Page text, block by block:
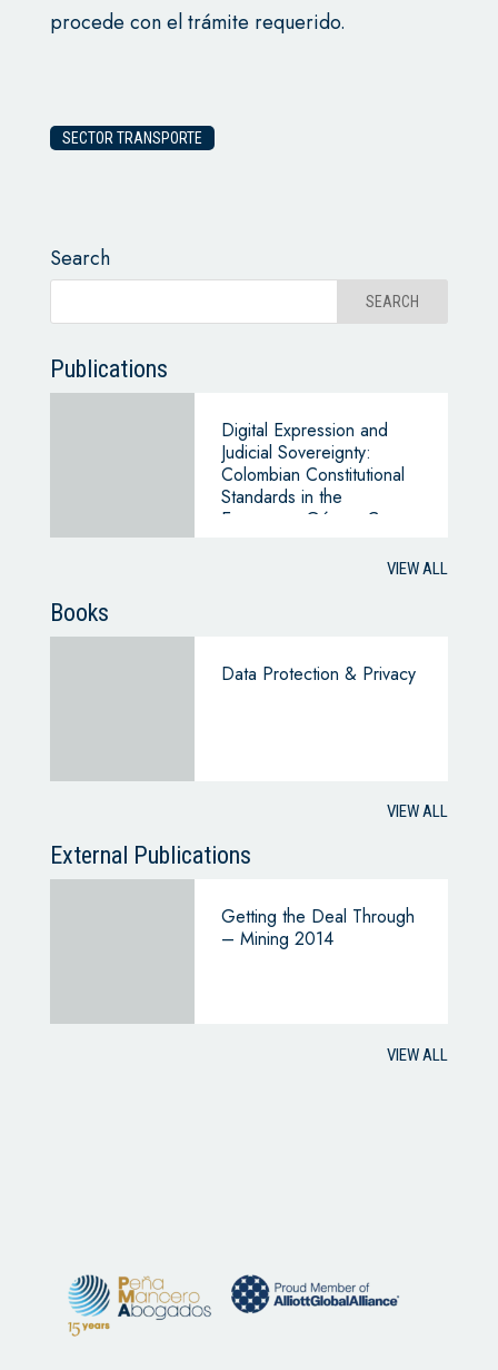
procede con el trámite requerido.
SECTOR TRANSPORTE
Search
Publications
Digital Expression and
Judicial Sovereignty:
Colombian Constitutional
Standards in the
Esperanza Gómez Case
VIEW ALL
Books
Data Protection & Privacy
VIEW ALL
External Publications
Getting the Deal Through
– Mining 2014
VIEW ALL